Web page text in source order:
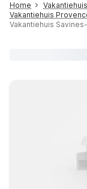
Home
Vakantiehuis
Vakantiehuis